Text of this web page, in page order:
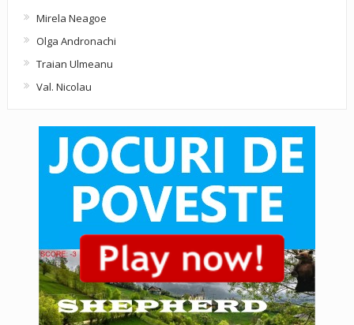
Mirela Neagoe
Olga Andronachi
Traian Ulmeanu
Val. Nicolau